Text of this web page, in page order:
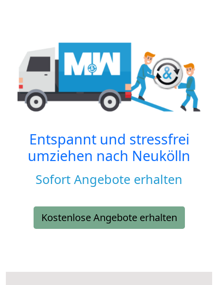
Entspannt und stressfrei
umziehen nach Neukölln
Sofort Angebote erhalten
Kostenlose Angebote erhalten